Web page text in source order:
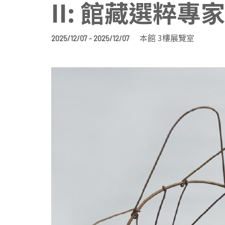
II: 館藏選粹專
2025/12/07 - 2025/12/07 本館 3樓展覽室